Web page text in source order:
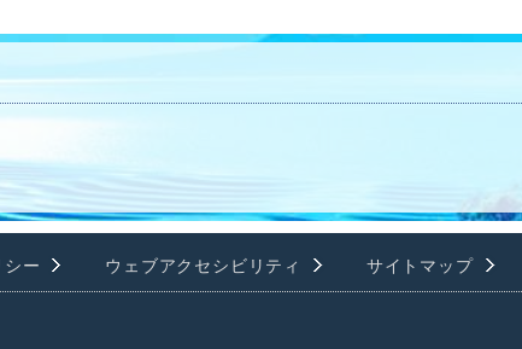
ー ウェブアクセシビリティ サイトマップ